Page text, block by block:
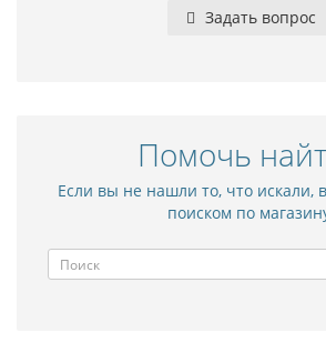
Задать вопрос
Помочь
Если вы не нашли то, что искали,
поиском по